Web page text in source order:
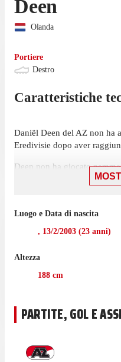
Deen
Olanda
Portiere
Destro
Caratteristiche
Daniël Deen del AZ non ha
Eredivisie dopo aver
Deen non ha giocato
nell'ultima stagione con l'AZ.
Luogo e Data di nascita
, 13/2/2003 (23 anni)
Altezza
188 cm
PARTITE, GOL E